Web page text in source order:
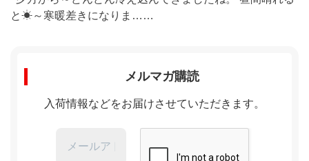
と☀～寒暖差きになりま……
メルマガ購読
入荷情報などをお届けさせていただきます。